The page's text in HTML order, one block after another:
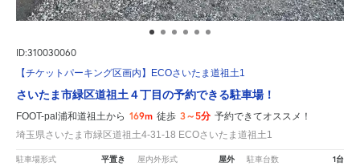
ID:310030060
【チケットパーキング区画内】ECOさいたま道祖土1
さいたま市緑区道祖土４丁目の予約できる駐車場！
FOOT-pal浦和道祖土から 169m 徒歩 3～5分 予約できてオススメ！
埼玉県さいたま市緑区道祖土4-31-18 ECOさいたま道祖土1
駐車場形式 平置き 屋内外形式 屋外 駐車台数 1台